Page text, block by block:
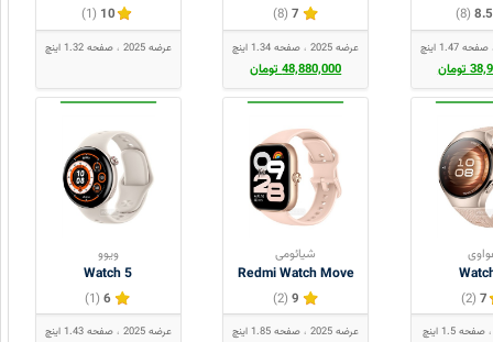
8.5
(8)
صفحه 1.47 اینچ
7
(8)
عرضه 2025 صفحه 1.34 اینچ
48,880,000 تومان
10
(1)
عرضه 2025 صفحه 1.32 اینچ
7
(2)
صفحه 1.5 اینچ
شیائومی
Redmi Watch Move
9
(2)
عرضه 2025 صفحه 1.85 اینچ
ویوو
Watch 5
6
(1)
عرضه 2025 صفحه 1.43 اینچ